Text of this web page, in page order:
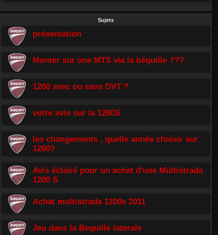
Sujets
présentation
Monter sur une MTS via la béquille ???
1200 avec ou sans DVT ?
votre avis sur la 1260S
les changements , quelle année choisir sur
1260?
Avis éclairé pour un achat d'une Multistrada
1200 S
Achat multistrada 1200s 2011
Jeu dans la Bequille laterale